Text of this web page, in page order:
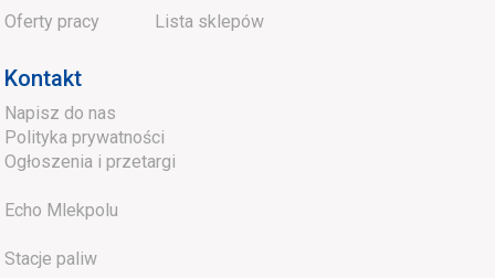
Oferty pracy Lista sklepów
Kontakt
Napisz do nas
Polityka prywatności
Ogłoszenia i przetargi
Echo Mlekpolu
Stacje paliw